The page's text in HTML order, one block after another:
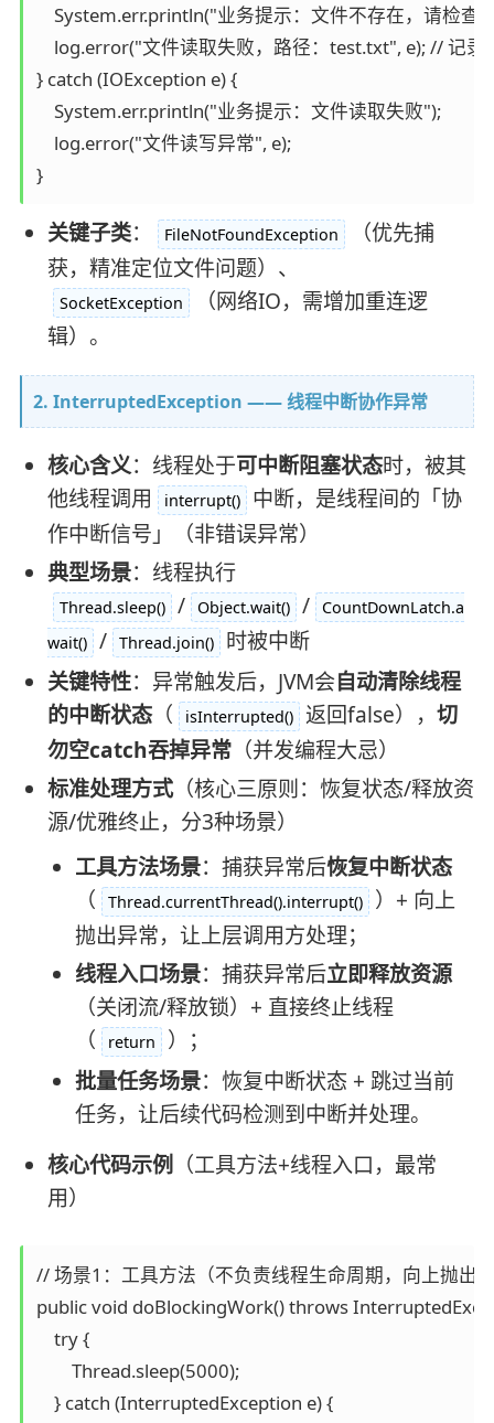
System.err.println("业务提示：文件不存在，请检查
log.error("文件读取失败，路径：test.txt", e); //
} catch (IOException e) {
    System.err.println("业务提示：文件读取失败");
    log.error("文件读写异常", e);
}
关键子类： FileNotFoundException
（优先捕
获，精准定位文件问题）、
SocketException
（网络IO，需增加重连逻
辑）。
2. InterruptedException —— 线程中断协作异常
核心含义：线程处于可中断阻塞状态时，被其
他线程调用
interrupt()
中断，是线程间的「协
作中断信号」（非错误异常）
典型场景：线程执行
Thread.sleep() / Object.wait() /
CountDownLatch.a
wait() / Thread.join()
时被中断
关键特性：异常触发后，JVM会自动清除线程
的中断状态（ isInterrupted() 返回false）， 切
勿空catch吞掉异常（并发编程大忌）
标准处理方式（核心三原则：恢复状态/释放资
源/优雅终止，分3种场景）
工具方法场景：捕获异常后恢复中断状态
（
Thread.currentThread().interrupt()
）+ 向上
抛出异常，让上层调用方处理；
线程入口场景：捕获异常后立即释放资源
（关闭流/释放锁）+ 直接终止线程
（
return
）；
批量任务场景：恢复中断状态 + 跳过当前
任务，让后续代码检测到中断并处理。
核心代码示例 （工具方法+线程入口，最常
用）
// 场景1：工具方法（不负责线程生命周期，向上抛出
public void doBlockingWork() throws
    try {
        Thread.sleep(5000);
    } catch (InterruptedException e) {